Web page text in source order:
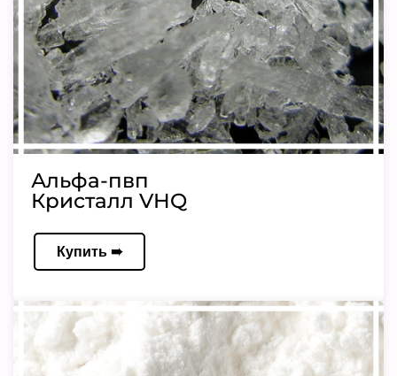
Альфа-пвп
Кристалл VHQ
Купить ➠